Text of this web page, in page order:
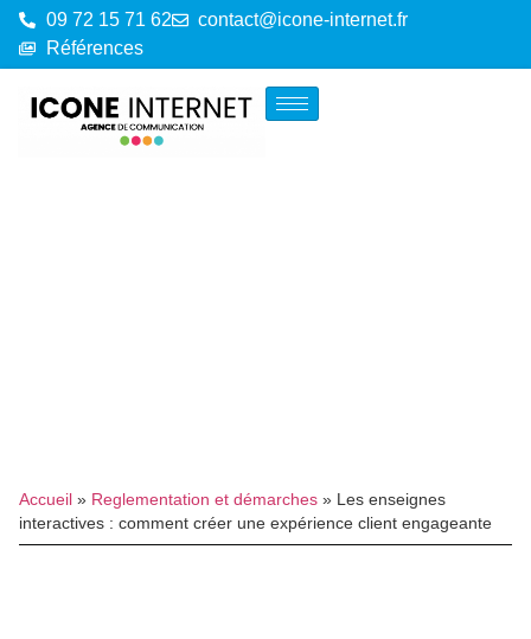
09 72 15 71 62
contact@icone-internet.fr
Références
Accueil » Reglementation et démarches » Les enseignes
interactives : comment créer une expérience client engageante